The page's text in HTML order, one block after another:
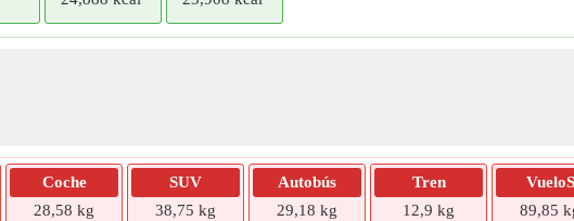
Coche
28,58 kg
SUV
38,75 kg
Autobús
29,18 kg
Tren
12,9 kg
VueloS
89,85